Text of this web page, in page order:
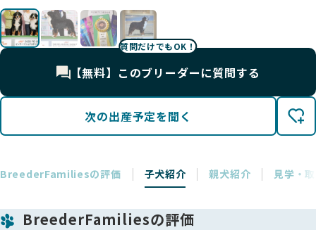
質問だけでもOK！
【無料】このブリーダーに質問する
次の出産予定を聞く
BreederFamiliesの評価 子犬紹介 親犬紹介 見学・
BreederFamiliesの評価